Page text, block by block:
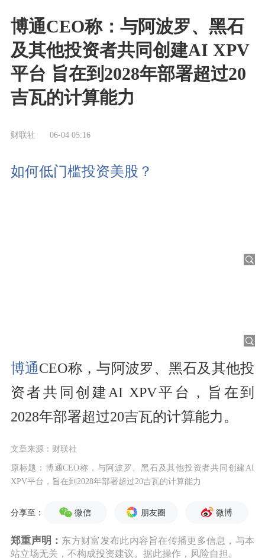
博通CEO称：与阿波罗、黑石
及其他投资者共同创建AI XPV
平台 旨在到2028年部署超过20
吉瓦的计算能力
财联社 06-04 05:16
如何低门槛投资美股？
博通CEO称，与阿波罗、黑石及其他投
资者共同创建AI XPV平台，旨在到
2028年部署超过20吉瓦的计算能力。
文章来源：财联社
原标题：博通CEO称，与阿波罗、黑石及其他投资者共同创建AI
XPV平台，旨在到2028年部署超过20吉瓦的计算能力
分享至： 微信 朋友圈 微博
郑重声明： 东方财富发布此内容旨在传播更多信息，与本
站立场无关，不构成投资建议。据此操作，风险自担。